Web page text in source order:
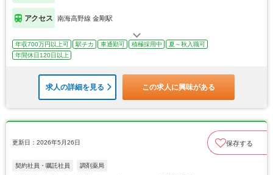
アクセス 南海高野線 金剛駅
年収700万円以上可 駅チカ 車通勤可 積極採用中
夏～秋入職可
年間休日120日以上
求人の詳細を見る この求人に興味がある
更新日：2026年5月26日 保存する
契約社員・嘱託社員 調剤薬局